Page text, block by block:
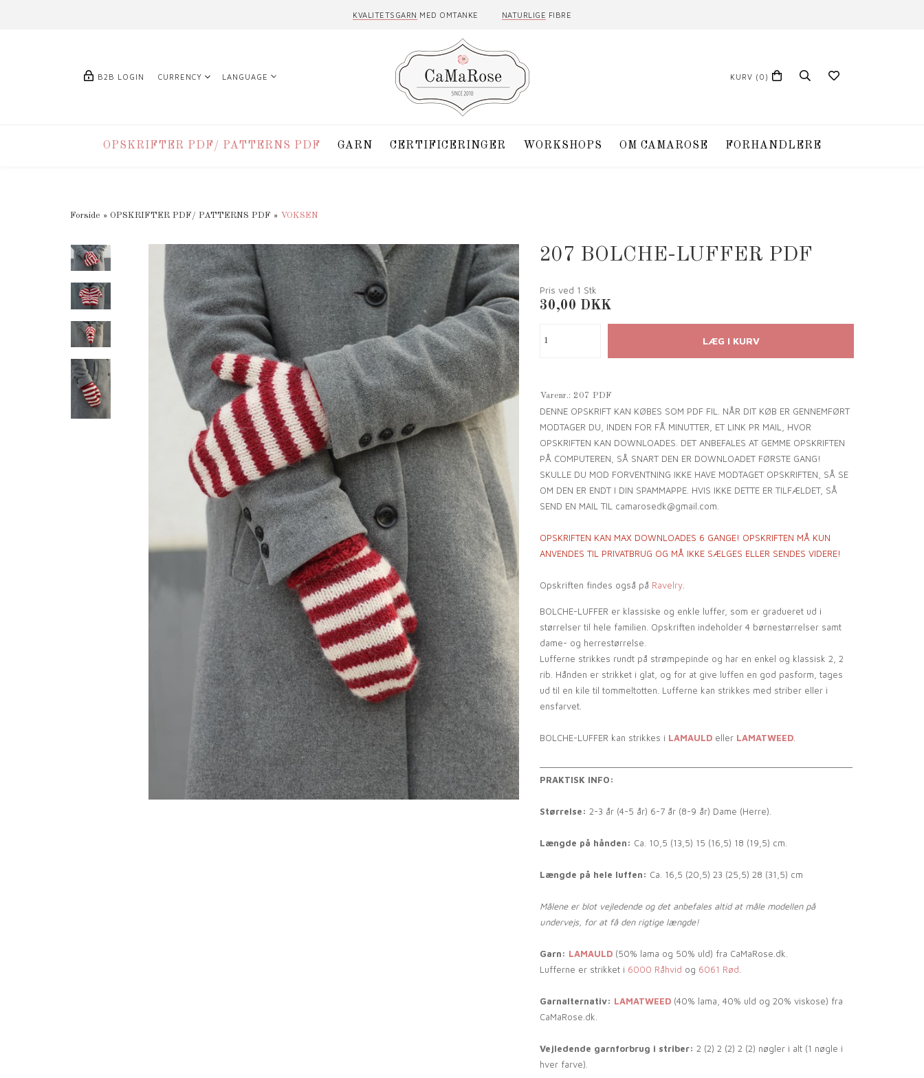
KVALITETSGARN MED OMTANKE NATURLIGE FIBRE
B2B LOGIN CURRENCY LANGUAGE KURV (0)
OPSKRIFTER PDF/ PATTERNS PDF GARN CERTIFICERINGER WORKSHOPS OM CAMAROSE FORHANDLERE
Forside » OPSKRIFTER PDF/ PATTERNS PDF » VOKSEN
207 BOLCHE-LUFFER PDF
Pris ved 1 Stk
30,00 DKK
Varenr.: 207 PDF
DENNE OPSKRIFT KAN KØBES SOM PDF FIL. NÅR DIT KØB ER GENNEMFØRT
MODTAGER DU, INDEN FOR FÅ MINUTTER, ET LINK PR MAIL, HVOR
OPSKRIFTEN KAN DOWNLOADES. DET ANBEFALES AT GEMME OPSKRIFTEN
PÅ COMPUTEREN, SÅ SNART DEN ER DOWNLOADET FØRSTE GANG!
SKULLE DU MOD FORVENTNING IKKE HAVE MODTAGET OPSKRIFTEN, SÅ SE
OM DEN ER ENDT I DIN SPAMMAPPE. HVIS IKKE DETTE ER TILFÆLDET, SÅ
SEND EN MAIL TIL camarosedk@gmail.com.
OPSKRIFTEN KAN MAX DOWNLOADES 6 GANGE! OPSKRIFTEN MÅ KUN
ANVENDES TIL PRIVATBRUG OG MÅ IKKE SÆLGES ELLER SENDES VIDERE!
Opskriften findes også på Ravelry.
BOLCHE-LUFFER er klassiske og enkle luffer, som er gradueret ud i
størrelser til hele familien. Opskriften indeholder 4 børnestørrelser samt
dame- og herrestørrelse.
Lufferne strikkes rundt på strømpepinde og har en enkel og klassisk 2, 2
rib. Hånden er strikket i glat, og for at give luffen en god pasform, tages
ud til en kile til tommeltotten. Lufferne kan strikkes med striber eller i
ensfarvet.
BOLCHE-LUFFER kan strikkes i LAMAULDeller LAMATWEED.
PRAKTISK INFO:
Størrelse: 2-3 år (4-5 år) 6-7 år (8-9 år) Dame (Herre).
Længde på hånden: Ca. 10,5 (13,5) 15 (16,5) 18 (19,5) cm.
Længde på hele luffen: Ca. 16,5 (20,5) 23 (25,5) 28 (31,5) cm
Målene er blot vejledende og det anbefales altid at måle modellen på
undervejs, for at få den rigtige længde!
Garn: LAMAULD(50% lama og 50% uld) fra CaMaRose.dk.
Lufferne er strikket i 6000 Råhvid og 6061 Rød.
Garnalternativ: LAMATWEED(40% lama, 40% uld og 20% viskose) fra
CaMaRose.dk.
Vejledende garnforbrug i striber: 2 (2) 2 (2) 2 (2) nøgler i alt (1 nøgle i
hver farve).